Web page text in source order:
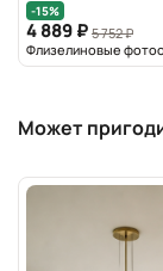
-15%
4 889 ₽ 5 752 ₽
Флизелиновые
Может